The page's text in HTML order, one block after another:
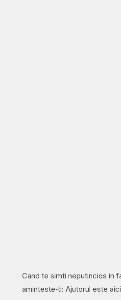
Cand te simti neputincios in
aminteste‑ti: Ajutorul este